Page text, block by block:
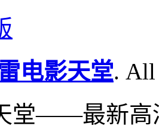
电影天堂. All
堂——最新高